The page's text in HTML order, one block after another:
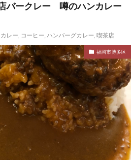
バークレー 噂のハンカレー
カレー, コーヒー, ハンバーグカレー, 喫茶店
福岡市博多区